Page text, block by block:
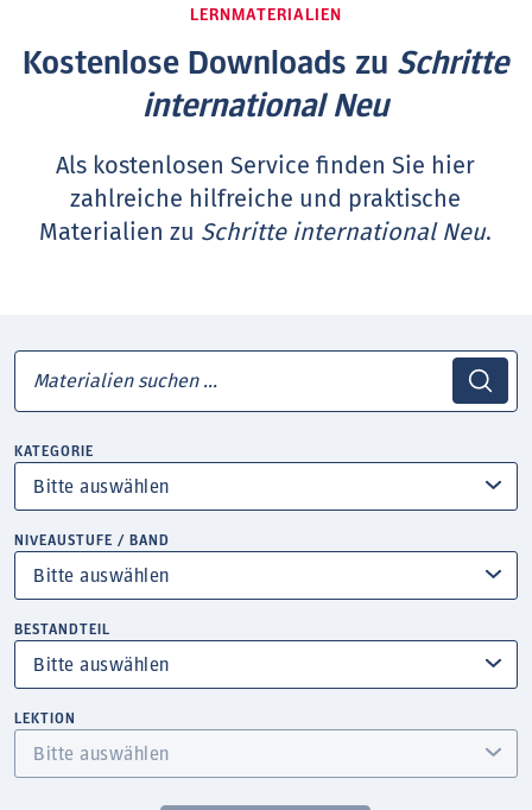
LERNMATERIALIEN
Kostenlose Downloads zu Schritte
international Neu
Als kostenlosen Service finden Sie hier
zahlreiche hilfreiche und praktische
Materialien zu Schritte international Neu.
KATEGORIE
NIVEAUSTUFE / BAND
BESTANDTEIL
LEKTION